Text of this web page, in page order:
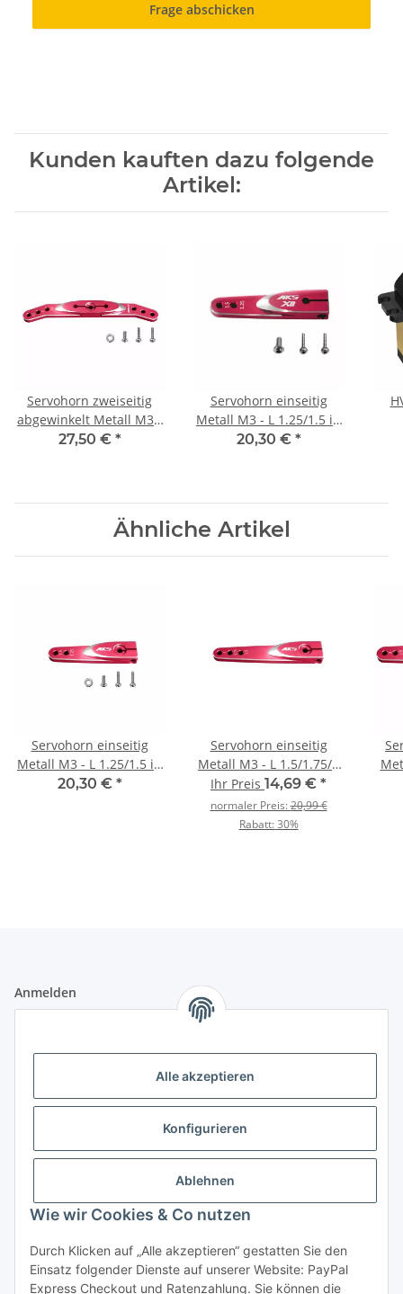
Alle akzeptieren
Konfigurieren
Ablehnen
Wie wir Cookies & Co nutzen
Durch Klicken auf „Alle akzeptieren“ gestatten Sie den
Einsatz folgender Dienste auf unserer Website: PayPal
Express Checkout und Ratenzahlung. Sie können die
Frage abschicken
Kunden kauften dazu folgende
Artikel:
Servohorn zweiseitig
abgewinkelt Metall M3 -
L 2.5/3/3.5 in - for
27,50 € *
Servohorn einseitig
Metall M3 - L 1.25/1.5 in
- HBL8X0, HBL380
20,30 € *
Ähnliche Artikel
Servohorn einseitig
Metall M3 - L 1.25/1.5 in
- for HBL960-990,
20,30 € *
Servohorn einseitig
Metall M3 - L 1.5/1.75/2
in - for HBL960-990,
HBL665/669, HV777A+,
DS9910, HV9930 -
Ihr Preis 14,69 € *
normaler Preis:20,99 €
Rabatt:30%
Anmelden
markierten Felder sind Pflichtfelder.
Passwort
Anmelden
Neu hier?Jetzt registrieren!
Informationen